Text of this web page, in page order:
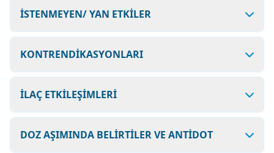
İSTENMEYEN/ YAN ETKİLER
KONTRENDİKASYONLARI
İLAÇ ETKİLEŞİMLERİ
DOZ AŞIMINDA BELİRTİLER VE ANTİDOT